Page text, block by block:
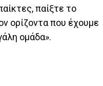
παίξτε το
ορίζοντα που έχουμε
ομάδα».